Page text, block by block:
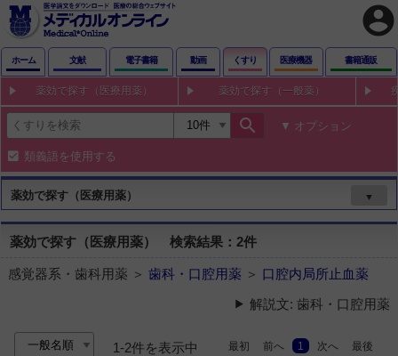
account_circle
ホーム 文献 電子書籍 動画 くすり 医療機器 書籍通販
薬効で探す（医療用薬） 薬効で探す（一般薬）
search オプション
類義語を使用する
薬効で探す（医療用薬） ▼
薬効で探す（医療用薬） 検索結果：2件
感覚器系・歯科用薬 ＞ 歯科・口腔用薬 ＞ 口腔内局所止血薬
解説文: 歯科・口腔用薬
1-2件を表示中 最初 前へ 1 次へ 最後